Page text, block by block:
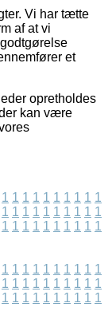
Vi har tætte
af at vi
et
opretholdes
kan være
1 1 1 1 1 1 1 1 1 1
1 1 1 1 1 1 1 1 1 1
1 1 1 1 1 1 1 1 1 1
1 1 1 1 1 1 1 1 1 1
1 1 1 1 1 1 1 1 1 1
1 1 1 1 1 1 1 1 1 1